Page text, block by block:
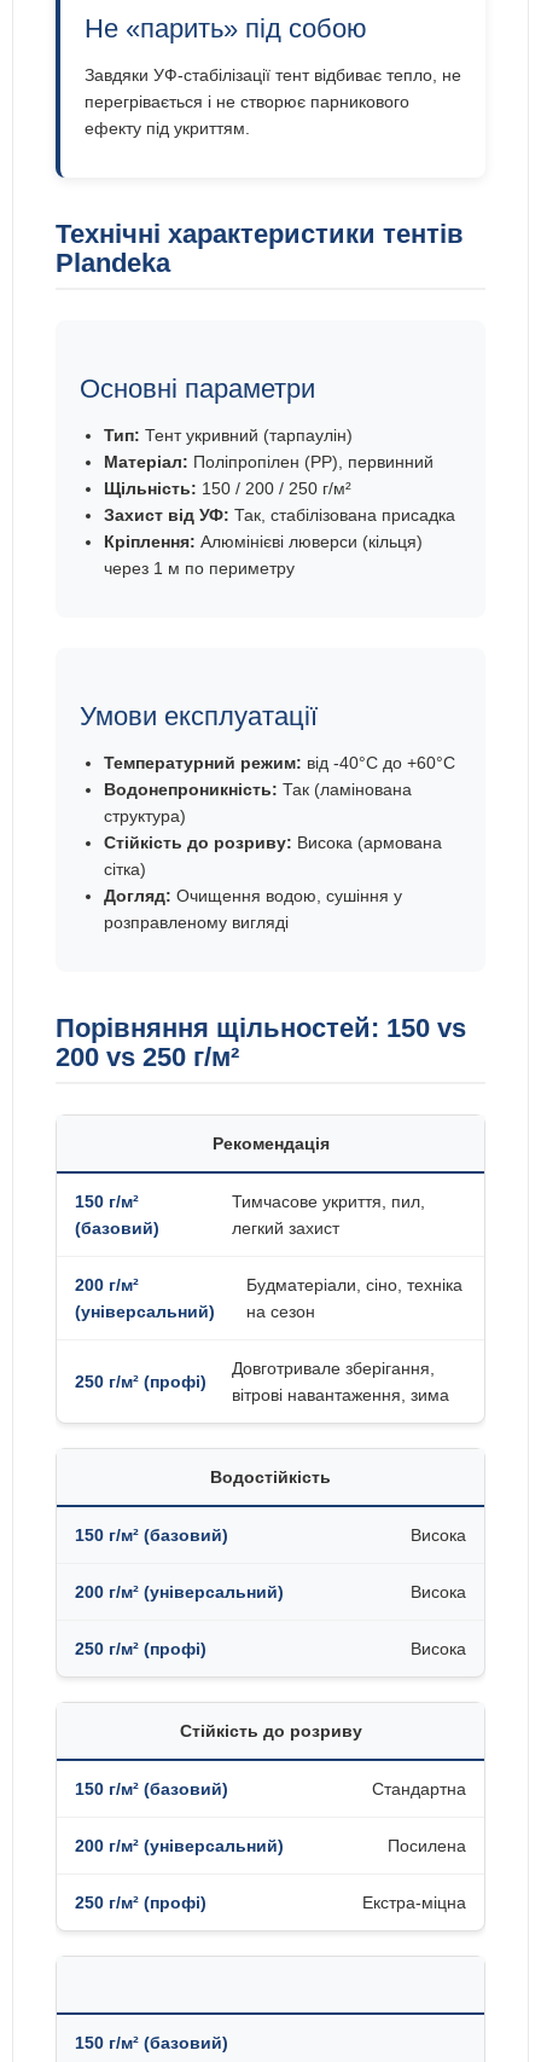
Не «парить» під собою
Завдяки УФ-стабілізації тент відбиває тепло, не
перегрівається і не створює парникового
ефекту під укриттям.
Технічні характеристики тентів
Plandeka
Основні параметри
Тип: Тент укривний (тарпаулін)
Матеріал: Поліпропілен (PP), первинний
Щільність: 150 / 200 / 250 г/м²
Захист від УФ: Так, стабілізована присадка
Кріплення: Алюмінієві люверси (кільця)
через 1 м по периметру
Умови експлуатації
Температурний режим: від -40°C до +60°C
Водонепроникність: Так (ламінована
структура)
Стійкість до розриву: Висока (армована
сітка)
Догляд: Очищення водою, сушіння у
розправленому вигляді
Порівняння щільностей: 150 vs
200 vs 250 г/м²
Рекомендація
Тимчасове укриття, пил,
легкий захист
Будматеріали, сіно, техніка
на сезон
Довготривале зберігання,
вітрові навантаження, зима
Водостійкість
Висока
Висока
Висока
Стійкість до розриву
Стандартна
Посилена
Екстра-міцна